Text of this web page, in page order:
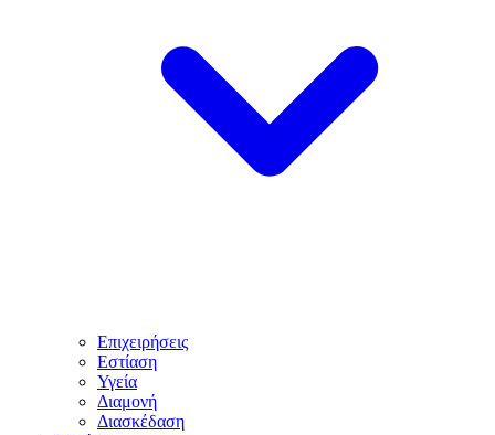
Επιχειρήσεις
Εστίαση
Υγεία
Διαμονή
Διασκέδαση